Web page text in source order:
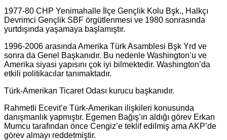
1977-80 CHP Yenimahalle İlçe Gençlik Kolu Bşk., Halkçı
Devrimci Gençlik SBF örgütlenmesi ve 1980 sonrasında
yurtdışında yaşamaya başlamıştır.
1996-2006 arasında Amerika Türk Asamblesi Bşk Yrd ve
sonra da Genel Başkanıdır. Bu nedenle Washington’u ve
Amerika siyasi yapısını çok iyi bilmektedir. Washington’da
etkili politikacılar tanımaktadır.
Türk-Amerikan Ticaret Odası kurucu başkanıdır.
Rahmetli Ecevit’e Türk-Amerikan ilişkileri konusunda
danışmanlık yapmıştır. Egemen Bağış’ın aldığı görev Erkan
Mumcu tarafından önce Cengiz’e teklif edilmiş ama AKP’de
görev almayı reddetmiştir.